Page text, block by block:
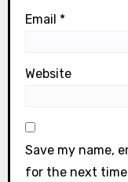
Email *
Website
Save my name,
for the next